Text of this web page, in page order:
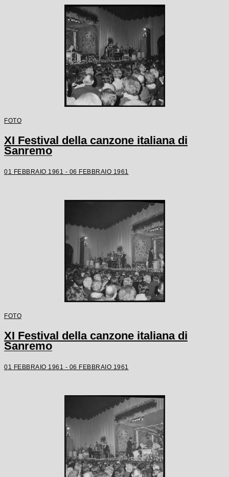
FOTO
XI Festival della canzone italiana di
Sanremo
01 FEBBRAIO 1961 - 06 FEBBRAIO 1961
FOTO
XI Festival della canzone italiana di
Sanremo
01 FEBBRAIO 1961 - 06 FEBBRAIO 1961